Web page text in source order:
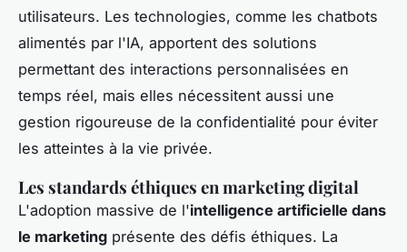
utilisateurs. Les technologies, comme les chatbots
alimentés par l'IA, apportent des solutions
permettant des interactions personnalisées en
temps réel, mais elles nécessitent aussi une
gestion rigoureuse de la confidentialité pour éviter
les atteintes à la vie privée.
Les standards éthiques en marketing digital
L'adoption massive de l'intelligence artificielle dans
le marketing présente des défis éthiques. La